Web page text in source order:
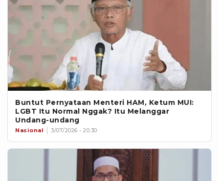
Buntut Pernyataan Menteri HAM, Ketum MUI:
LGBT Itu Normal Nggak? Itu Melanggar
Undang-undang
Nasional 3/07/2026 - 20:30